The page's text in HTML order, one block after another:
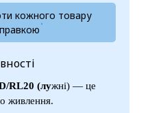
кожного товару
RL20 (лужні) — це
живлення.